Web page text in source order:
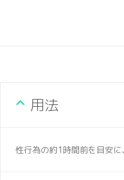
用法
性行為の約1時間前を目安